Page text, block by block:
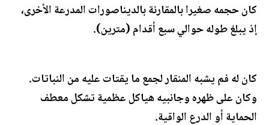
كان حجمه صغيرا بالمقارنة بالديناصورات المدرعة الأخرى،
إذ يبلغ طوله حوالي سبع أقدام (مترين).
كان له فم يشبه المنقار لجمع ما يقتات عليه من النباتات.
وكان على ظهره وجانبيه هياكل عظمية تشكل معطف
الحماية أو الدرع الواقية.